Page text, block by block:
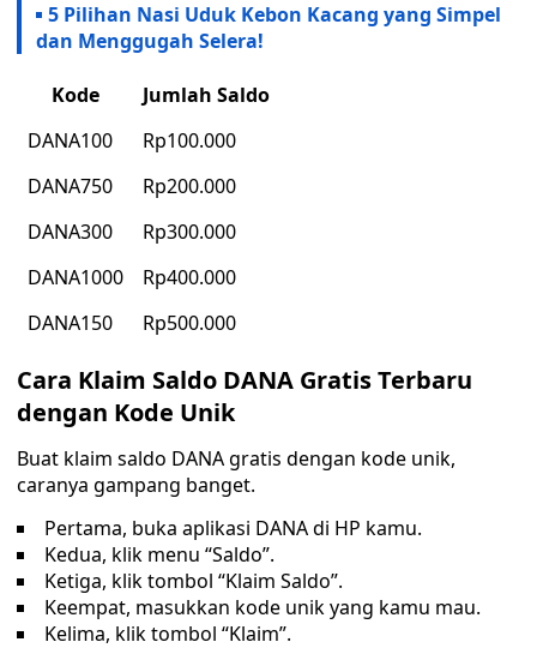
5 Pilihan Nasi Uduk Kebon Kacang yang Simpel
dan Menggugah Selera!
Kode
Jumlah Saldo
DANA100
Rp100.000
DANA750
Rp200.000
DANA300
Rp300.000
DANA1000
Rp400.000
DANA150
Rp500.000
Cara Klaim Saldo DANA Gratis Terbaru
dengan Kode Unik
Buat klaim saldo DANA gratis dengan kode unik,
caranya gampang banget.
Pertama, buka aplikasi DANA di HP kamu.
Kedua, klik menu “Saldo”.
Ketiga, klik tombol “Klaim Saldo”.
Keempat, masukkan kode unik yang kamu mau.
Kelima, klik tombol “Klaim”.